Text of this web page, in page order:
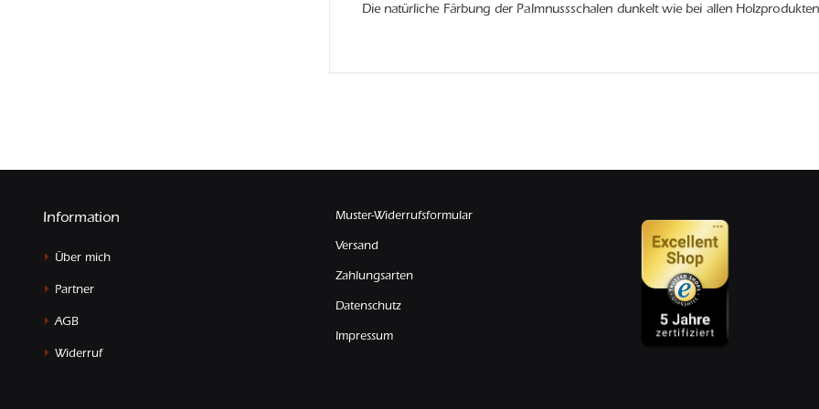
Die natürliche Färbung der Palmnussschalen dunkelt wie bei allen
Information
Über mich
Partner
AGB
Widerruf
Muster-Widerrufsformular
Versand
Zahlungsarten
Datenschutz
Impressum